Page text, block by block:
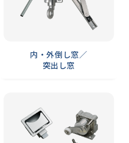
内・外倒し窓／
突出し窓